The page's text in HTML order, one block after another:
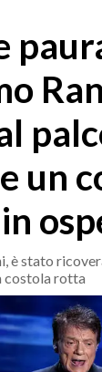
un
è stato
costola rotta